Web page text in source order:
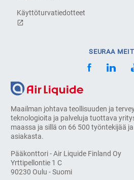
Maailman johtava teollisuuden ja
teknologioita ja palveluja tuottava
maassa ja sillä on 66 500 työntekijää
asiakasta.
Pääkonttori - Air Liquide Finland Oy
Yrttipellontie 1 C
90230 Oulu - Suomi
Käyttöturvatiedotteet
SEURAA